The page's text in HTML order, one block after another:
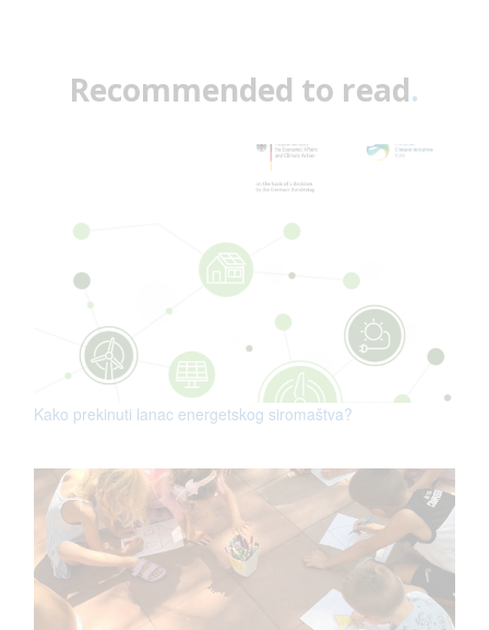
Recommended to read.
Kako prekinuti lanac energetskog siromaštva?